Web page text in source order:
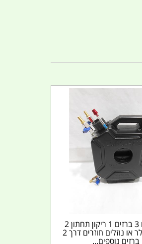
מיכל עם 3 ברזים 1 ריקון תחתון 2
כניסת סולר או נוזלים חוזרים דרך 2
ברזים נוספים...